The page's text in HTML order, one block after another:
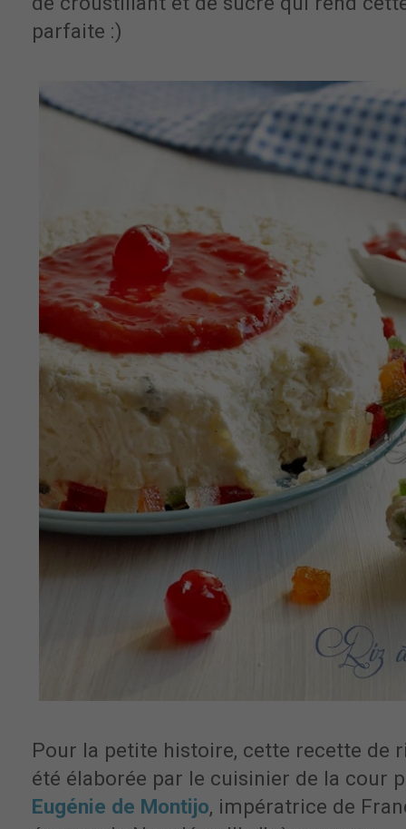
parfaite :)
Pour la petite histoire, cette recette de
été élaborée par le cuisinier de la cour
Eugénie de Montijo, impératrice de